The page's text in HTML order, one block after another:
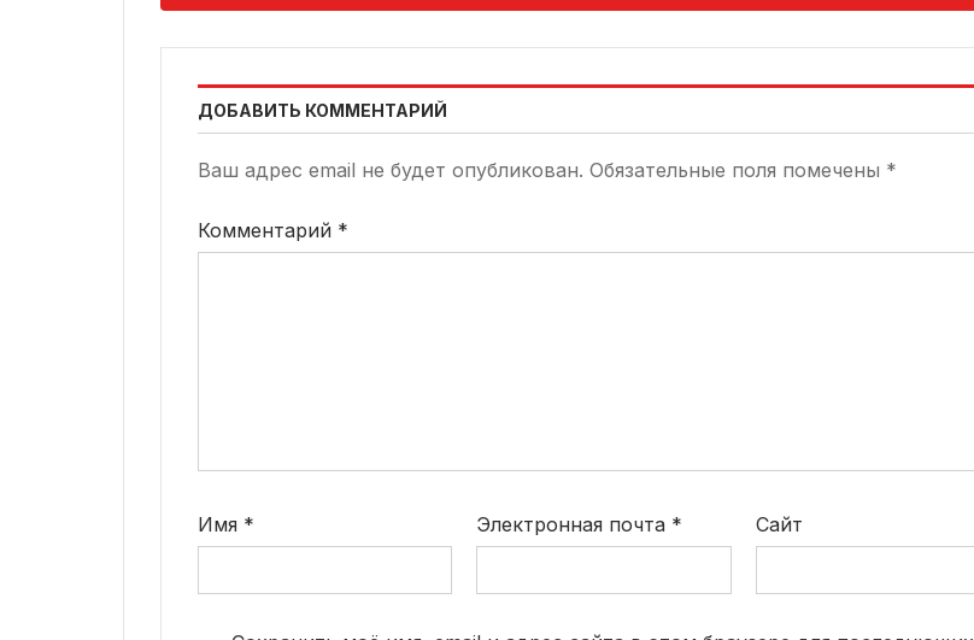
ДОБАВИТЬ КОММЕНТАРИЙ
Ваш адрес email не будет опубликован. Обязательные поля помечены *
Комментарий *
Имя * Электронная почта * Сайт